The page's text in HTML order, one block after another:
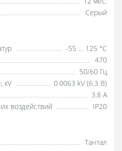
Серый
-55 … 125 °C
470
50/60 Гц
кV
0.0063 kV (6.3 В)
3.8 A
воздействий
IP20
Тантал